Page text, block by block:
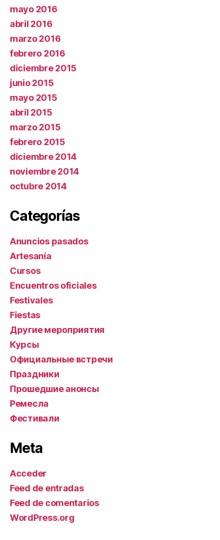
mayo 2016
abril 2016
marzo 2016
febrero 2016
diciembre 2015
junio 2015
mayo 2015
abril 2015
marzo 2015
febrero 2015
diciembre 2014
noviembre 2014
octubre 2014
Categorías
Anuncios pasados
Artesanía
Cursos
Encuentros oficiales
Festivales
Fiestas
Другие мероприятия
Курсы
Официальные встречи
Праздники
Прошедшие анонсы
Ремесла
Фестивали
Meta
Acceder
Feed de entradas
Feed de comentarios
WordPress.org